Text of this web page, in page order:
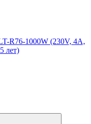
R76-1000W (230V, 4A,
лет)